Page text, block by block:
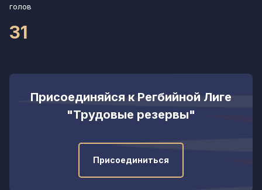
голов
31
Присоединяйся к Регбийной Лиге
"Трудовые резервы"
Присоединиться